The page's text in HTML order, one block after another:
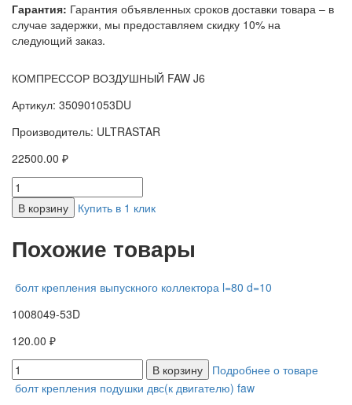
Гарантия: Гарантия объявленных сроков доставки товара – в
случае задержки, мы предоставляем скидку 10% на
следующий заказ.
КОМПРЕССОР ВОЗДУШНЫЙ FAW J6
Артикул: 350901053DU
Производитель: ULTRASTAR
22500.00 ₽
В корзину Купить в 1 клик
Похожие товары
болт крепления выпускного коллектора l=80 d=10
1008049-53D
120.00 ₽
В корзину
Подробнее о товаре
болт крепления подушки двс(к двигателю) faw